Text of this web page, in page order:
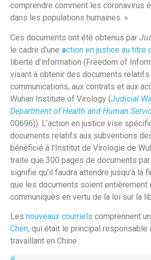
comprendre comment les coronavirus
dans les populations humaines. »
Ces documents ont été obtenus par
le cadre d’une action en justice au titre
liberté d’information (Freedom of
visant à obtenir des documents relatifs
communications, aux contrats et aux
Wuhan Institute of Virology (Judicial
Department of Health and Human
00696)). L’action en justice vise
documents relatifs aux subventions
bénéficié à l’Institut de Virologie de
traite que 300 pages de documents
signifie qu’il faudra attendre jusqu’à la
que les documents soient entièrement
communiqués en vertu de la loi sur la
Les nouveaux courriels comprennent
Chen, qui était le principal responsable
travaillant en Chine :